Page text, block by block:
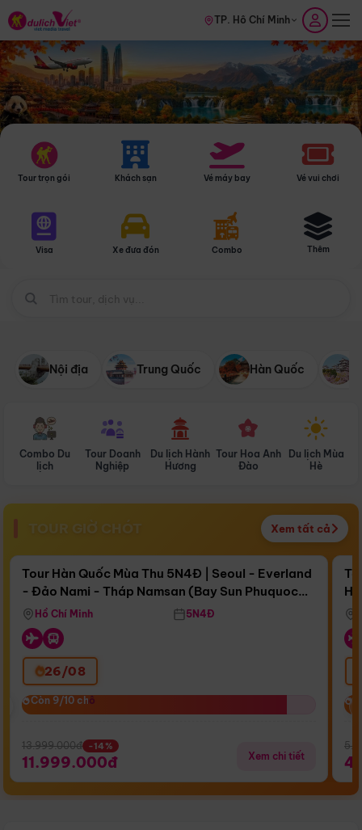
TP. Hồ Chí Minh
Tour trọn gói Khách sạn Vé máy bay Vé vui chơi
Visa Xe đưa đón Combo Thêm
Nội địa Trung Quốc Hàn Quốc
Combo Du
lịch
Tour Doanh
Nghiệp
Du lịch Hành
Hương
Tour Hoa Anh
Đào
Du lịch Mùa
Hè
TOUR GIỜ CHÓT Xem tất cả
Còn15 ngày 15:03:35
Bay Sun Phuquoc Airways
Điểm nổi bật
Tour Hàn Quốc Mùa Thu 5N4Đ | Seoul - Everland
- Đảo Nami - Tháp Namsan (Bay Sun Phuquoc
Airways)
Hồ Chí Minh 5N4Đ
26/08
Còn 9/10 chỗ
Còn 9/10 chỗ
13.999.000đ -14%
11.999.000đ Xem chi tiết